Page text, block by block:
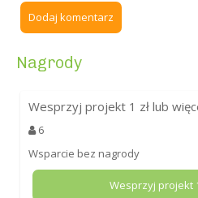
Dodaj komentarz
Nagrody
Wesprzyj projekt 1 zł lub
6
Wsparcie bez nagrody
Wesprzyj projekt